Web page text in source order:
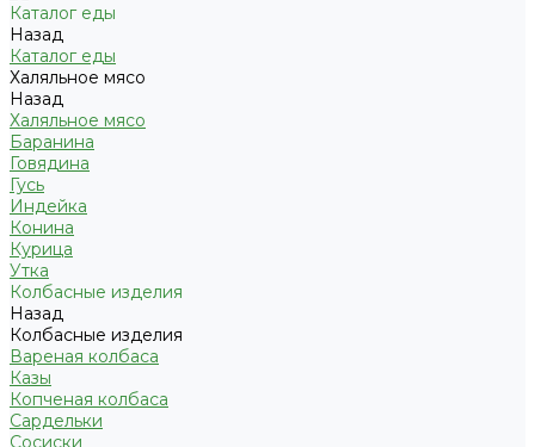
Каталог еды
Назад
Каталог еды
Халяльное мясо
Назад
Халяльное мясо
Баранина
Говядина
Гусь
Индейка
Конина
Курица
Утка
Колбасные изделия
Назад
Колбасные изделия
Вареная колбаса
Казы
Копченая колбаса
Сардельки
Сосиски